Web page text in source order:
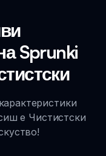
Sprunki
е Чистистски